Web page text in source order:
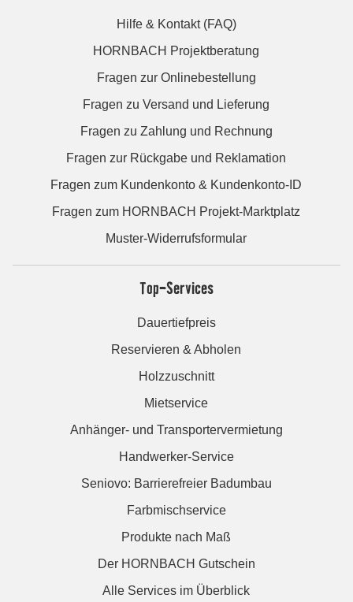
Hilfe & Kontakt (FAQ)
HORNBACH Projektberatung
Fragen zur Onlinebestellung
Fragen zu Versand und Lieferung
Fragen zu Zahlung und Rechnung
Fragen zur Rückgabe und Reklamation
Fragen zum Kundenkonto & Kundenkonto-ID
Fragen zum HORNBACH Projekt-Marktplatz
Muster-Widerrufsformular
Top-Services
Dauertiefpreis
Reservieren & Abholen
Holzzuschnitt
Mietservice
Anhänger- und Transportervermietung
Handwerker-Service
Seniovo: Barrierefreier Badumbau
Farbmischservice
Produkte nach Maß
Der HORNBACH Gutschein
Alle Services im Überblick